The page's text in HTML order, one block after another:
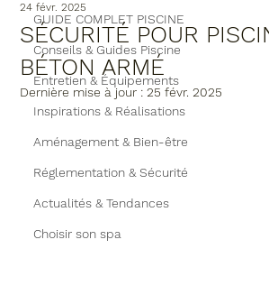
GUIDE COMPLET PISCINE
Conseils & Guides Piscine
Entretien & Équipements
Inspirations & Réalisations
Aménagement & Bien-être
Réglementation & Sécurité
Actualités & Tendances
Choisir son spa
SÉCURITÉ POUR
BÉTON ARMÉ
24 févr. 2025
Dernière mise à jour :25 févr. 2025